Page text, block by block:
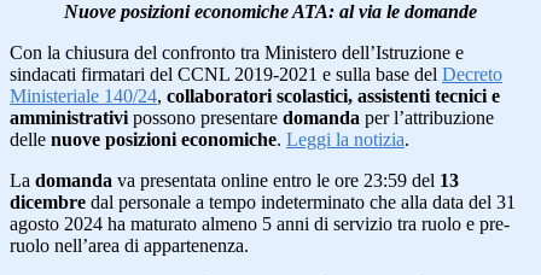
Nuove posizioni economiche ATA: al via le domande
Con la chiusura del confronto tra Ministero dell’Istruzione e
sindacati firmatari del CCNL 2019-2021 e sulla base del Decreto
Ministeriale 140/24, collaboratori scolastici, assistenti tecnici e
amministrativi possono presentare domanda per l’attribuzione
delle nuove posizioni economiche. Leggi la notizia.
La domanda va presentata online entro le ore 23:59 del 13
dicembre dal personale a tempo indeterminato che alla data del 31
agosto 2024 ha maturato almeno 5 anni di servizio tra ruolo e pre-
ruolo nell’area di appartenenza.